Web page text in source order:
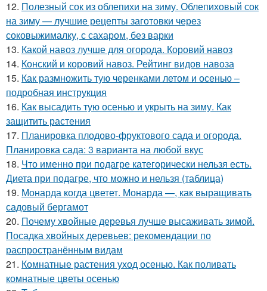
12. Полезный сок из облепихи на зиму. Облепиховый сок
на зиму — лучшие рецепты заготовки через
соковыжималку, с сахаром, без варки
13. Какой навоз лучше для огорода. Коровий навоз
14. Конский и коровий навоз. Рейтинг видов навоза
15. Как размножить тую черенками летом и осенью –
подробная инструкция
16. Как высадить тую осенью и укрыть на зиму. Как
защитить растения
17. Планировка плодово-фруктового сада и огорода.
Планировка сада: 3 варианта на любой вкус
18. Что именно при подагре категорически нельзя есть.
Диета при подагре, что можно и нельзя (таблица)
19. Монарда когда цветет. Монарда —, как выращивать
садовый бергамот
20. Почему хвойные деревья лучше высаживать зимой.
Посадка хвойных деревьев: рекомендации по
распространённым видам
21. Комнатные растения уход осенью. Как поливать
комнатные цветы осенью